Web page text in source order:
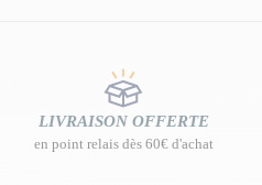
LIVRAISON OFFERTE
en point relais dès 60€ d'achat